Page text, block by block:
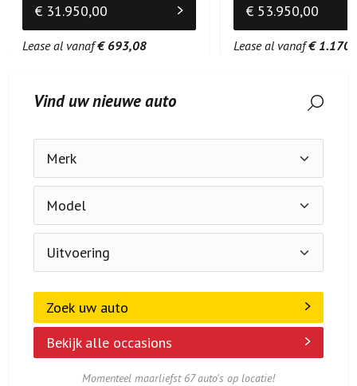
Vind uw nieuwe auto
Zoek uw auto
Bekijk alle occasions
Momenteel maarliefst 67 auto's op locatie!
€ 31.950,00
Lease al vanaf€ 693,08
€ 53.950,00
Lease al vanaf€